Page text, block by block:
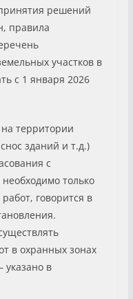
решений
правила
участков в
с 1 января 2026
территории
зданий и т.д.)
с
только
говорится в
в охранных зонах
в